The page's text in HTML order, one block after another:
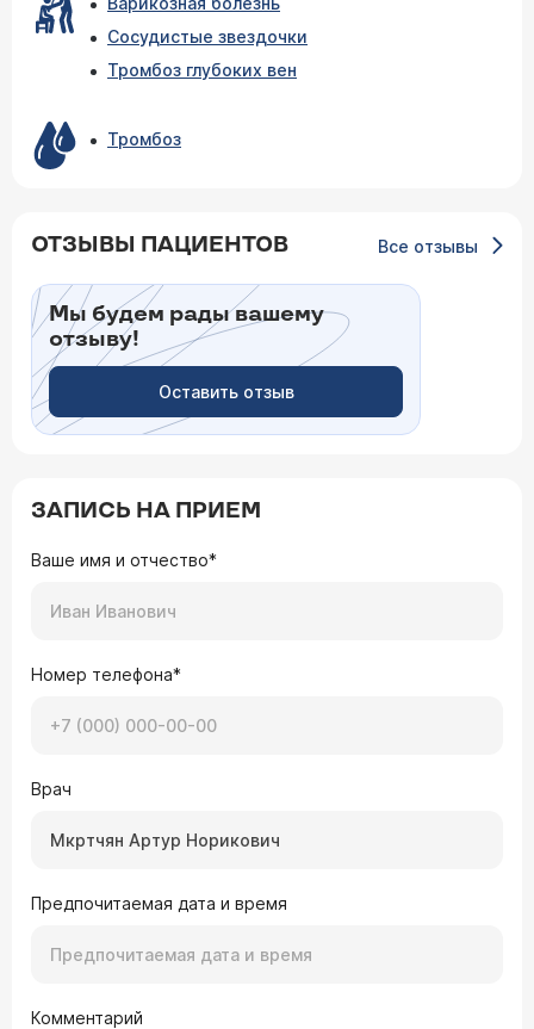
Сосудистые звездочки
Тромбоз глубоких вен
Тромбоз
ОТЗЫВЫ ПАЦИЕНТОВ Все отзывы
Мы будем рады вашему
отзыву!
Оставить отзыв
ЗАПИСЬ НА ПРИЕМ
Ваше имя и отчество*
Номер телефона*
Врач
Предпочитаемая дата и время
Комментарий